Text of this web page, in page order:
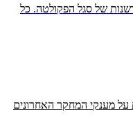
של סגל הפקולטה. כל
על מענקי המחקר האחרונים